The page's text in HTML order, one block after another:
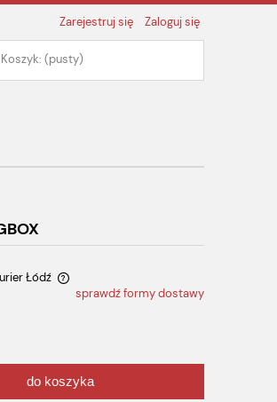
Zarejestruj się Zaloguj się
Koszyk: (pusty)
Łódź
sprawdź formy dostawy
do koszyka